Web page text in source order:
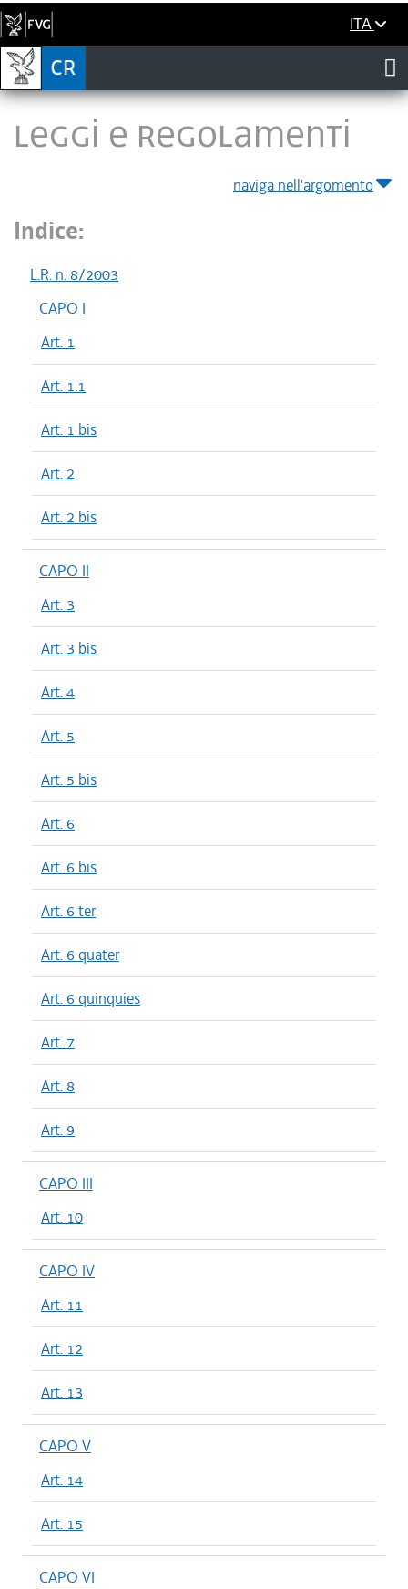
ITA
LEGGI E REGOLAMENTI
naviga nell'argomento
Indice:
L.R. n. 8/2003
CAPO I
Art. 1
Art. 1.1
Art. 1 bis
Art. 2
Art. 2 bis
CAPO II
Art. 3
Art. 3 bis
Art. 4
Art. 5
Art. 5 bis
Art. 6
Art. 6 bis
Art. 6 ter
Art. 6 quater
Art. 6 quinquies
Art. 7
Art. 8
Art. 9
CAPO III
Art. 10
CAPO IV
Art. 11
Art. 12
Art. 13
CAPO V
Art. 14
Art. 15
CAPO VI